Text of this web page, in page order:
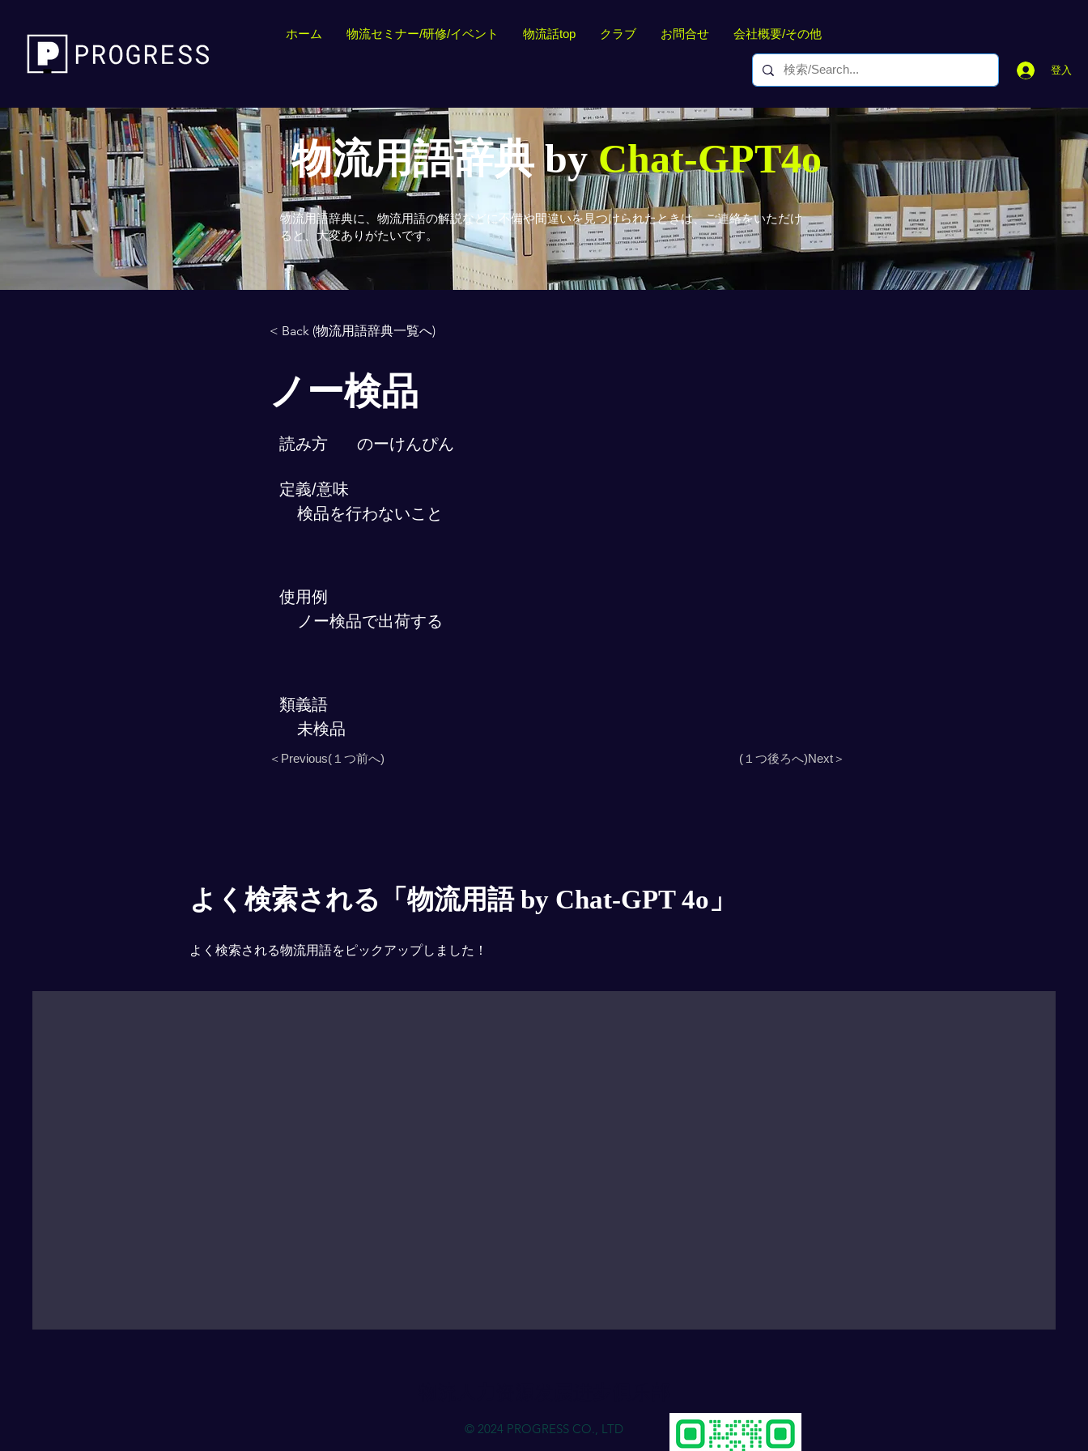
ホーム 物流セミナー/研修/イベント 物流話top クラブ お問合せ 会社概要/その他
登入
物流用語辞典 byChat-GPT4o
物流用語辞典に、物流用語の解説などに不備や間違いを見つけられたときは、ご連絡をいただけ
ると、大変ありがたいです。
< Back (物流用語辞典一覧へ)
ノー検品
読み方 のーけんぴん
定義/意味
検品を行わないこと
使用例
ノー検品で出荷する
類義語
未検品
＜Previous(１つ前へ) (１つ後ろへ)Next＞
よく検索される「物流用語 by Chat-GPT 4o」
よく検索される物流用語をピックアップしました！
© 2024 PROGRESS CO., LTD